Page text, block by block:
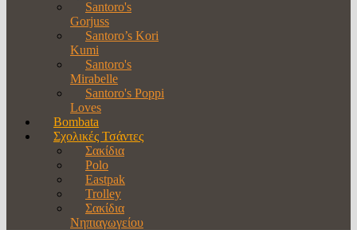
Santoro's
Gorjuss
Santoro’s Kori
Kumi
Santoro's
Mirabelle
Santoro's Poppi
Loves
Bombata
Σχολικές Τσάντες
Σακίδια
Polo
Eastpak
Trolley
Σακίδια
Νηπιαγωγείου